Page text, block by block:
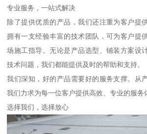
专业服务，一站式解决
除了提供优质的产品，我们还注重为客户提
拥有一支经验丰富的技术团队，可为客户提
场施工指导。无论是产品选型、铺装方案设
技术问题，我们都能提供及时的帮助和支持。
我们深知，好的产品需要好的服务支撑。从
我们力求为每一位客户提供高效、专业的服务
选择我们，选择放心